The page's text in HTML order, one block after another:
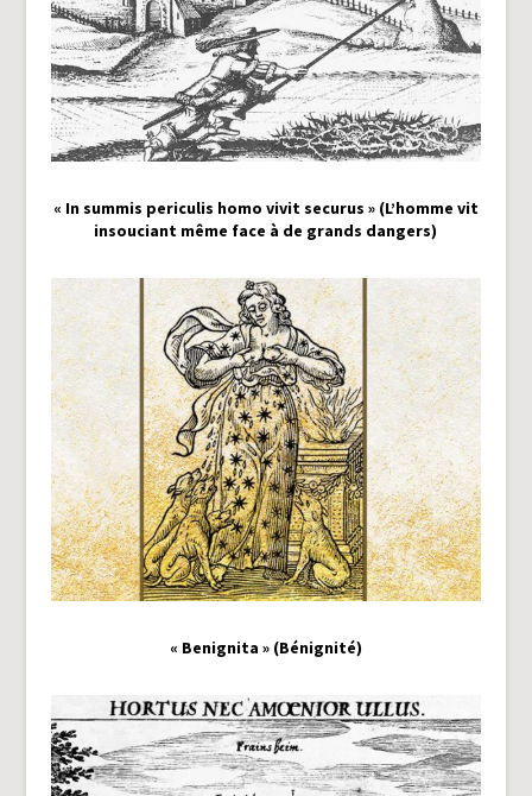
« In summis periculis homo vivit securus » (L’homme vit
insouciant même face à de grands dangers)
« Benignita » (Bénignité)